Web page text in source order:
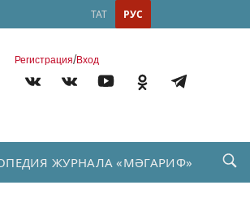
РУС
ТАТ
Регистрация/Вход
ЖУРНАЛА «МӘГАРИФ»